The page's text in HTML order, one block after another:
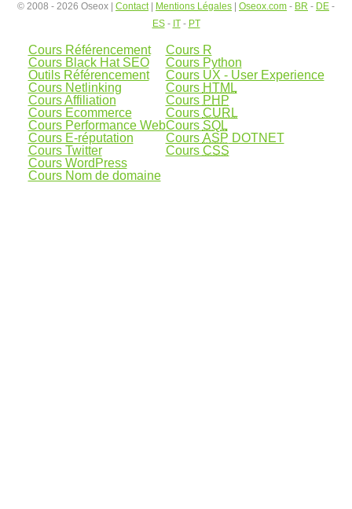
© 2008 - 2026 Oseox | Contact| Mentions Légales Oseox.com - BR - DE -
ES- IT- PT
Cours Référencement
Cours Black Hat SEO
Outils Référencement
Cours Netlinking
Cours Affiliation
Cours Ecommerce
Cours Performance Web
Cours E-réputation
Cours Twitter
Cours WordPress
Cours Nom de domaine
Cours R
Cours Python
Cours UX - User Experience
Cours HTML
Cours PHP
Cours CURL
Cours SQL
Cours ASP DOTNET
Cours CSS